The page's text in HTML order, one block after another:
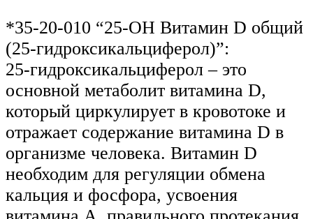
*35-20-010 “25-ОН Витамин D общий
(25-гидроксикальциферол)”:
25-гидроксикальциферол – это
основной метаболит витамина D,
который циркулирует в кровотоке и
отражает содержание витамина D в
организме человека. Витамин D
необходим для регуляции обмена
кальция и фосфора, усвоения